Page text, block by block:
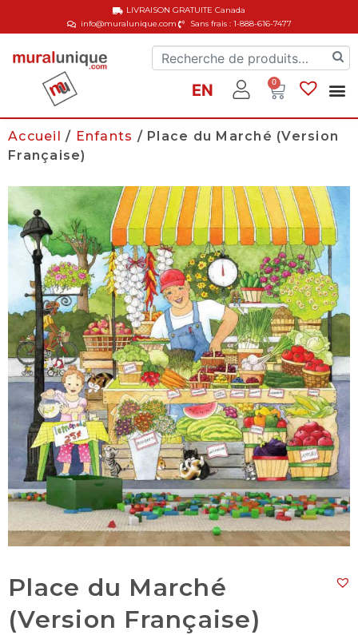
info@muralunique.com Sans frais : 1-888-616-7477
LIVRAISON GRATUITECanada
EN 0
Accueil / Enfants / Place du Marché (Version
Française)
Place du Marché
(Version Française)